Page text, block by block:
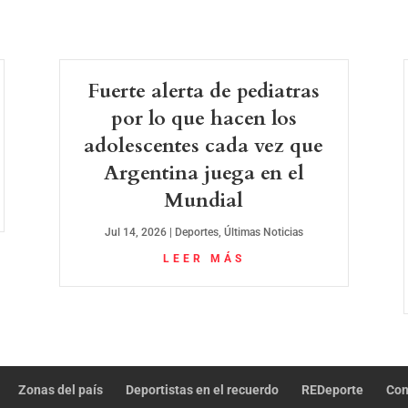
Fuerte alerta de pediatras
por lo que hacen los
adolescentes cada vez que
Argentina juega en el
Mundial
Jul 14, 2026| Deportes, Últimas Noticias
LEER MÁS
Zonas del país Deportistas en el recuerdo REDeporte